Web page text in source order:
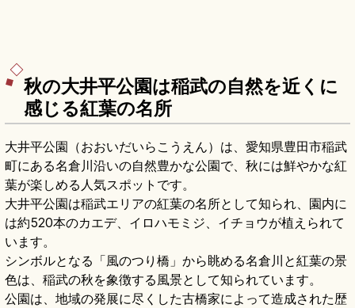
秋の大井平公園は稲武の自然を近くに
感じる紅葉の名所
大井平公園（おおいだいらこうえん）は、愛知県豊田市稲武
町にある名倉川沿いの自然豊かな公園で、秋には鮮やかな紅
葉が楽しめる人気スポットです。
大井平公園は稲武エリアの紅葉の名所として知られ、園内に
は約520本のカエデ、イロハモミジ、イチョウが植えられて
います。
シンボルとなる「風のつり橋」から眺める名倉川と紅葉の景
色は、稲武の秋を象徴する風景として知られています。
公園は、地域の発展に尽くした古橋家によって造成された歴